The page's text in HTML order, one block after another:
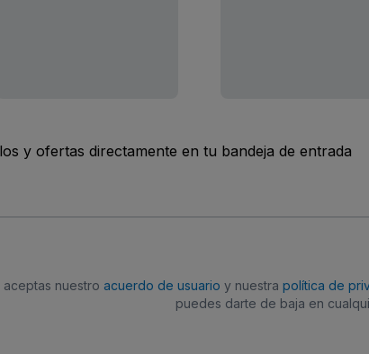
y ofertas directamente en tu bandeja de entrada
nuestro acuerdo de usuario y nuestra política de
puedes darte de baja en